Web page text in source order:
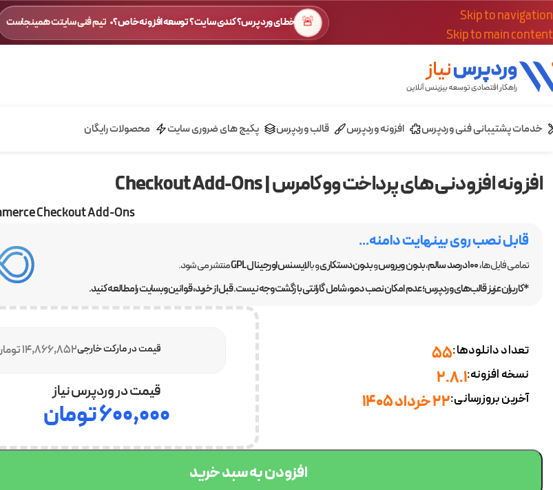
Skip to navigation
Skip to main content
🚨 خطای وردپرس؟ کندی سایت؟ توسعه افزونه خاص؟ تیم فنی سایتت همینجاست
خدمات پشتیبانی فنی وردپرس افزونه وردپرس قالب وردپرس پکیج های ضروری سایت محصولات رایگان
افزونه افزودنی های پرداخت ووکامرس | Checkout Add-Ons
Checkout Add-Ons
قابل نصب روی بینهایت دامنه...
تمامی فایل ها،100 درصد سالم ،بدون ویروسوبدون دستکاریو بالایسنس اورجینال GPL
منتشر می شود.
*کاربران عزیز قالب‌های وردپرس؛ عدم امکان نصب دمو، شامل گارانتی بازگشت وجه نیست. قبل از خرید، قوانین وبسایت را مطالعه کنید.
تعداد دانلودها:55
نسخه افزونه:2.8.1
آخرین بروزرسانی:22 خرداد 1405
14,866,852 تومانقیمت در مارکت خارجی
قیمت در وردپرس نیاز
۶۰۰,۰۰۰تومان
افزودن به سبد خرید